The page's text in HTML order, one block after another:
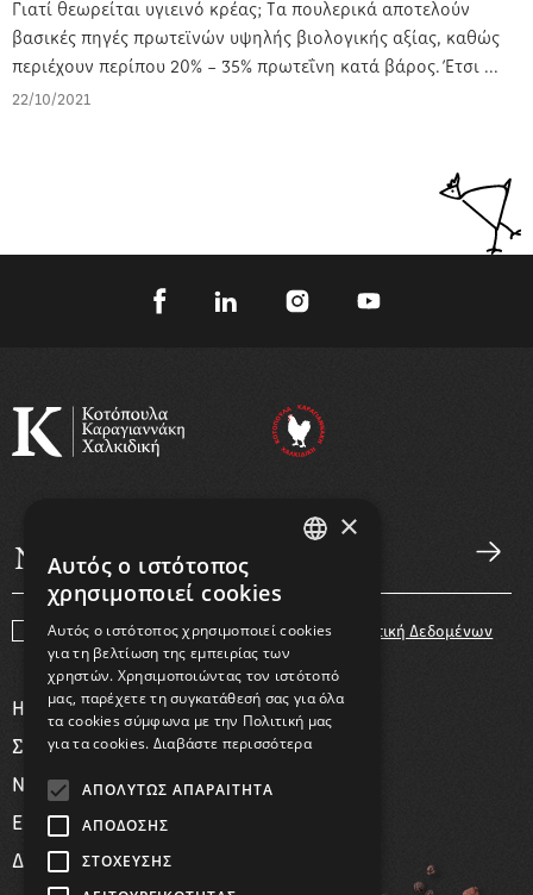
Γιατί θεωρείται υγιεινό κρέας; Τα πουλερικά αποτελούν
βασικές πηγές πρωτεϊνών υψηλής βιολογικής αξίας, καθώς
περιέχουν περίπου 20% – 35% πρωτεΐνη κατά βάρος. Έτσι ...
22/10/2021
Συμφωνώ με τους Όρους Χρήσηςκαι την Πολιτική Δεδομένων
Η ΕΤΑΙΡΕΙΑ
ΣΥΝΤΑΓΕΣ
ΝΕΑ
ΕΠΙΚΟΙΝΩΝΙΑ
ΔΙΚΤΥΟ ΛΙΑΝΙΚΗΣ
×
Αυτός ο ιστότοπος
χρησιμοποιεί cookies
Αυτός ο ιστότοπος χρησιμοποιεί cookies
για τη βελτίωση της εμπειρίας των
χρηστών. Χρησιμοποιώντας τον ιστότοπό
μας, παρέχετε τη συγκατάθεσή σας για όλα
τα cookies σύμφωνα με την Πολιτική μας
για τα cookies. Διαβάστε περισσότερα
ΑΠΟΛΎΤΩΣ ΑΠΑΡΑΊΤΗΤΑ
ΑΠΌΔΟΣΗΣ
ΣΤΌΧΕΥΣΗΣ